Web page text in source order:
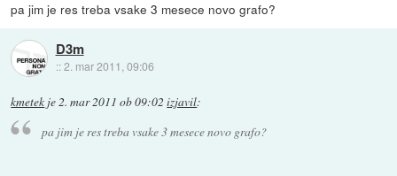
pa jim je res treba vsake 3 mesece novo grafo?
D3m
::2. mar 2011, 09:06
kmetek je2. mar 2011 ob 09:02 izjavil:
pa jim je res treba vsake 3 mesece novo grafo?